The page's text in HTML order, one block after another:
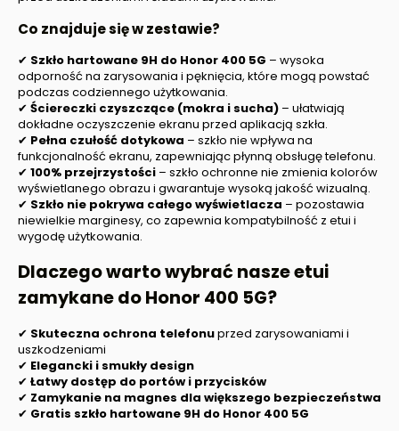
Co znajduje się w zestawie?
✔ Szkło hartowane 9H do Honor 400 5G – wysoka
odporność na zarysowania i pęknięcia, które mogą powstać
podczas codziennego użytkowania.
✔ Ściereczki czyszczące (mokra i sucha) – ułatwiają
dokładne oczyszczenie ekranu przed aplikacją szkła.
✔ Pełna czułość dotykowa – szkło nie wpływa na
funkcjonalność ekranu, zapewniając płynną obsługę telefonu.
✔ 100% przejrzystości – szkło ochronne nie zmienia kolorów
wyświetlanego obrazu i gwarantuje wysoką jakość wizualną.
✔ Szkło nie pokrywa całego wyświetlacza – pozostawia
niewielkie marginesy, co zapewnia kompatybilność z etui i
wygodę użytkowania.
Dlaczego warto wybrać nasze etui
zamykane doHonor 400 5G?
✔ Skuteczna ochrona telefonuprzed zarysowaniami i
uszkodzeniami
✔ Elegancki i smukły design
✔ Łatwy dostęp do portów i przycisków
✔ Zamykanie na magnes dla większego bezpieczeństwa
✔ Gratis szkło hartowane 9H do Honor 400 5G